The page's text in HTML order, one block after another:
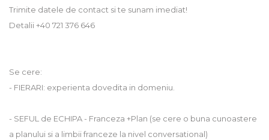
Trimite datele de contact si te sunam imediat!
Detalii +40 721 376 646
Se cere:
- FIERARI: experienta dovedita in domeniu.
- SEFUL de ECHIPA - Franceza +Plan (se cere o buna cunoastere
a planului si a limbii franceze la nivel conversational)